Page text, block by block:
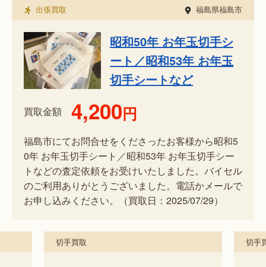
出張買取 福島県福島市
昭和50年 お年玉切手シ
ート／昭和53年 お年玉
切手シートなど
買取金額 4,200円
福島市にてお問合せをくださったお客様から昭和5
0年 お年玉切手シート／昭和53年 お年玉切手シー
トなどの査定依頼をお受けいたしました。バイセル
のご利用ありがとうございました。電話かメールで
お申し込みください。（買取日：2025/07/29）